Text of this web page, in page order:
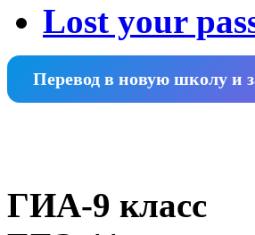
Lost your
Перевод в новую школу и
ГИА-9 класс